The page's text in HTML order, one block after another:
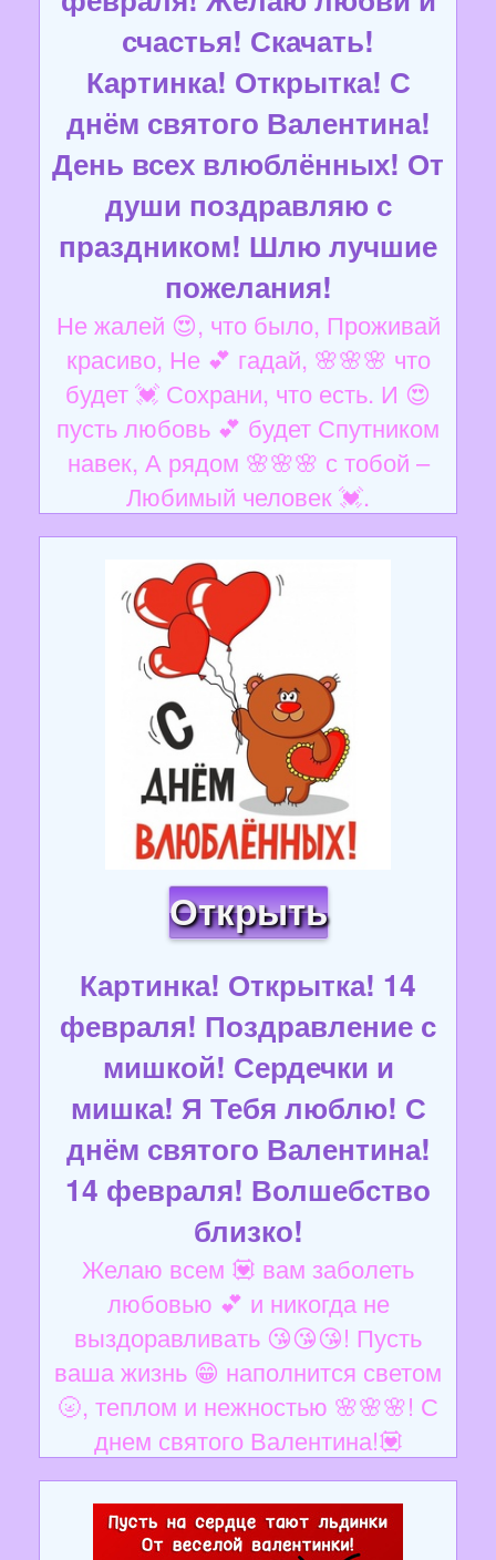
счастья! Скачать!
Картинка! Открытка! С
днём святого Валентина!
День всех влюблённых! От
души поздравляю с
праздником! Шлю лучшие
пожелания!
Не жалей 😍, что было, Проживай
красиво, Не 💕 гадай, 🌸🌸🌸 что
будет 💓 Сохрани, что есть. И 😍
пусть любовь 💕 будет Спутником
навек, А рядом 🌸🌸🌸 с тобой –
Любимый человек 💓.
Открыть
Картинка! Открытка! 14
февраля! Поздравление с
мишкой! Сердечки и
мишка! Я Тебя люблю! С
днём святого Валентина!
14 февраля! Волшебство
близко!
Желаю всем 💟 вам заболеть
любовью 💕 и никогда не
выздоравливать 😘😘😘! Пусть
ваша жизнь 😁 наполнится светом
🌝, теплом и нежностью 🌸🌸🌸! С
днем святого Валентина!💟